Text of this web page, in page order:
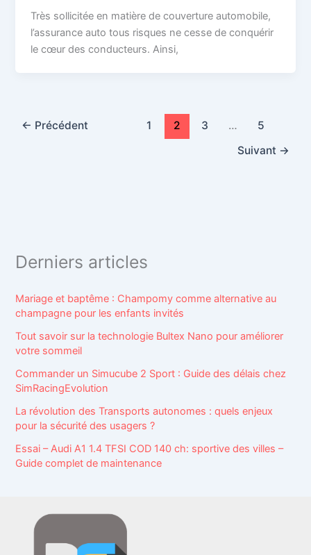
Très sollicitée en matière de couverture automobile,
l’assurance auto tous risques ne cesse de conquérir
le cœur des conducteurs. Ainsi,
← Précédent 1 2 3 …
5
Suivant →
Derniers articles
Mariage et baptême : Champomy comme alternative au
champagne pour les enfants invités
Tout savoir sur la technologie Bultex Nano pour améliorer
votre sommeil
Commander un Simucube 2 Sport : Guide des délais chez
SimRacingEvolution
La révolution des Transports autonomes : quels enjeux
pour la sécurité des usagers ?
Essai – Audi A1 1.4 TFSI COD 140 ch: sportive des villes –
Guide complet de maintenance